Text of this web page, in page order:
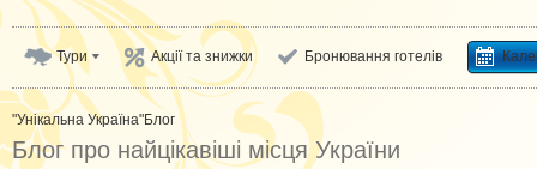
Тури Акції та знижки Бронювання готелів
"Унікальна Україна"Блог
Блог про найцікавіші місця України